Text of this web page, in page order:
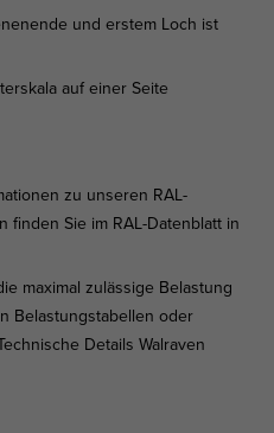
und erstem Loch ist
auf einer Seite
zu unseren RAL-
Sie im RAL-Datenblatt in
maximal zulässige Belastung
Belastungstabellen oder
Details Walraven